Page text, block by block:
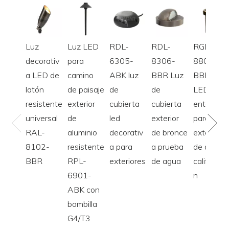
Luz
decorativ
a LED de
latón
resistente
universal
RAL-
8102-
BBR
Luz LED
para
camino
de paisaje
exterior
de
aluminio
resistente
RPL-
6901-
ABK con
bombilla
G4/T3
RDL-
6305-
ABK luz
de
cubierta
led
decorativ
a para
exteriores
RDL-
8306-
BBR Luz
de
cubierta
exterior
de bronce
a prueba
de agua
RGL-
8801-
BBR luz
LED
enterrada
para
exteriores
de alta
calificació
n